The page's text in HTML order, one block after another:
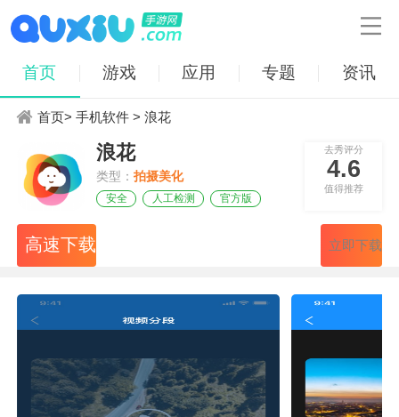

首页 游戏 应用 专题 资讯
首页>手机软件 > 浪花
浪花
类型：拍摄美化
安全 人工检测 官方版
去秀评分
4.6
值得推荐
高速下载 立即下载